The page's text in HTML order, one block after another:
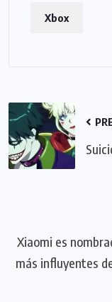
Xbox
Xiaomi es
más influyentes